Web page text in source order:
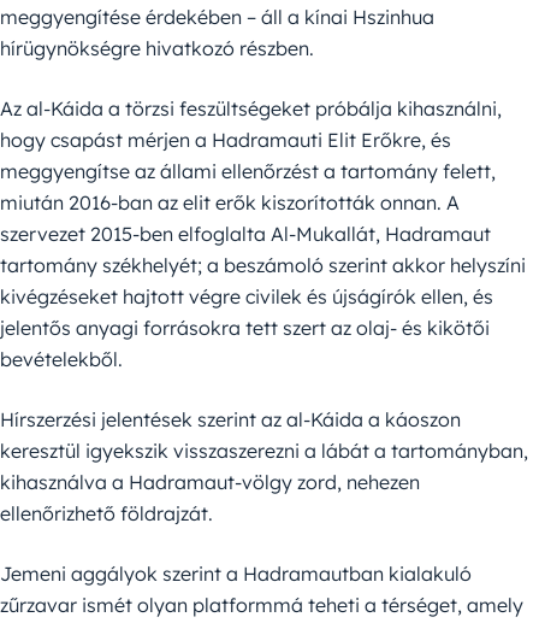
meggyengítése érdekében – áll a kínai Hszinhua
hírügynökségre hivatkozó részben.
Az al-Káida a törzsi feszültségeket próbálja kihasználni,
hogy csapást mérjen a Hadramauti Elit Erőkre, és
meggyengítse az állami ellenőrzést a tartomány felett,
miután 2016-ban az elit erők kiszorították onnan. A
szervezet 2015-ben elfoglalta Al-Mukallát, Hadramaut
tartomány székhelyét; a beszámoló szerint akkor helyszíni
kivégzéseket hajtott végre civilek és újságírók ellen, és
jelentős anyagi forrásokra tett szert az olaj- és kikötői
bevételekből.
Hírszerzési jelentések szerint az al-Káida a káoszon
keresztül igyekszik visszaszerezni a lábát a tartományban,
kihasználva a Hadramaut-völgy zord, nehezen
ellenőrizhető földrajzát.
Jemeni aggályok szerint a Hadramautban kialakuló
zűrzavar ismét olyan platformmá teheti a térséget, amely